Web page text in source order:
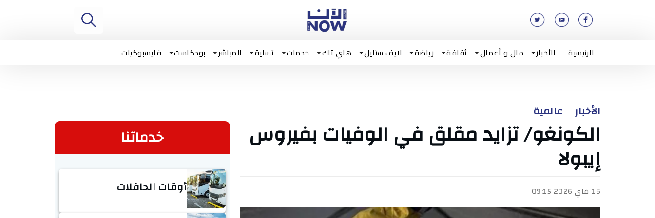
الرئيسية الأخبار مال و أعمال ثقافة رياضة لايف ستايل هاي تاك خدمات تسلية المباشر بودكاست فايسبوكيات
الأخبار عالمية
الكونغو/ تزايد مقلق في الوفيات بفيروس
إيبولا
16 ماي 2026 09:15
خدماتنا
أوقات الحافلات